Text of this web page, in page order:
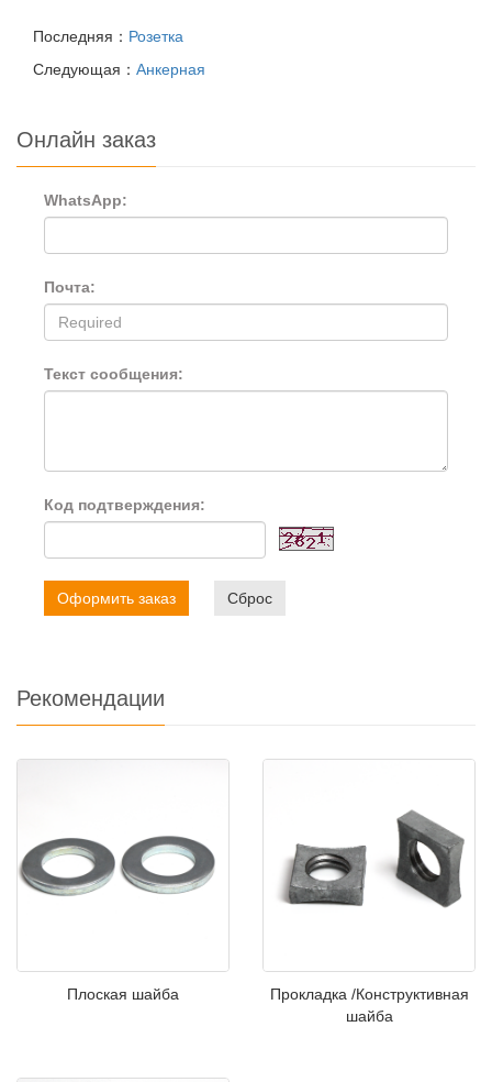
Последняя： Розетка
Следующая： Анкерная
Онлайн заказ
WhatsApp:
Почта:
Текст сообщения:
Код подтверждения:
Оформить заказ Сброс
Рекомендации
Плоская шайба
Прокладка /Конструктивная
шайба